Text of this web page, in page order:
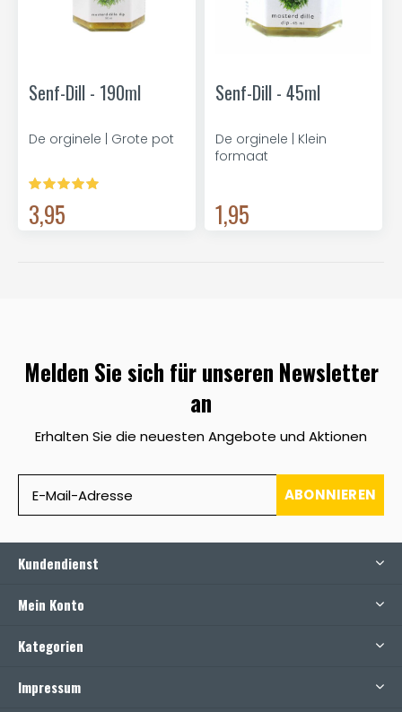
Senf-Dill - 190ml
De orginele | Grote pot
3,95
Senf-Dill - 45ml
De orginele | Klein
formaat
1,95
Melden Sie sich für unseren Newsletter
an
Erhalten Sie die neuesten Angebote und Aktionen
ABONNIEREN
Kundendienst
Mein Konto
Kategorien
Impressum